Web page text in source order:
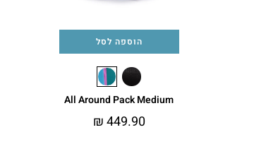
הוספה לסל
All Around Pack Medium
₪449.90